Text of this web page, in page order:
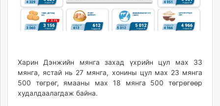
tumen.mn
shuum.mn
times.mn
unegui.mn
assa.mn
toim.mn
Харин Дэнжийн мянга захад үхрийн цул мах 33
мянга, ястай нь 27 мянга, хонины цул мах 23 мянга
500 төгрөг, ямааны мах 18 мянга 500 төгрөгөөр
худалдаалагдаж байна.